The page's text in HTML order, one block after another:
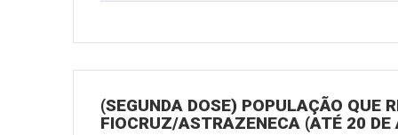
(SEGUNDA DOSE) POPULAÇÃO QUE
FIOCRUZ/ASTRAZENECA (ATÉ 20 DE